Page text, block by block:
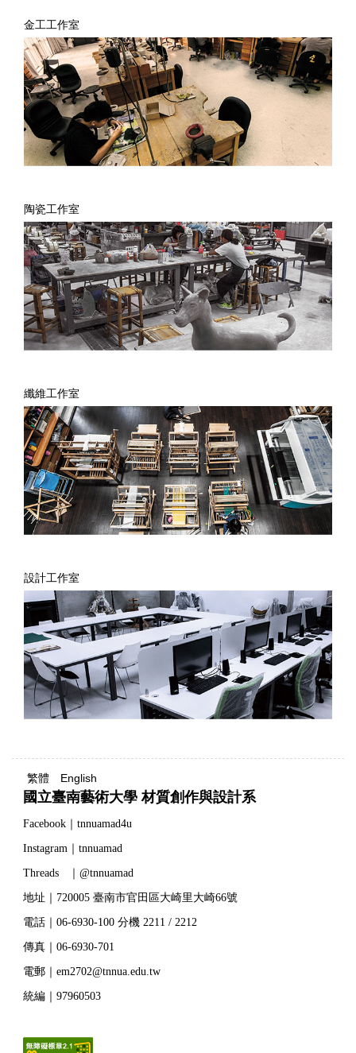
金工工作室
陶瓷工作室
纖維工作室
設計工作室
繁體 English
國立臺南藝術大學 材質創作與設計系
Facebook｜tnnuamad4u
Instagram｜tnnuamad
Threads ｜@tnnuamad
地址｜720005 臺南市官田區大崎里大崎66號
電話｜06-6930-100 分機 2211 / 2212
傳真｜06-6930-701
電郵｜em2702@tnnua.edu.tw
統編｜97960503